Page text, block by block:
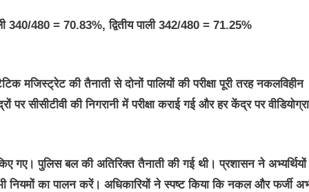
340/480 = 70.83%, द्वितीय पाली 342/480 = 71.25%
की तैनाती से दोनों पालियों की परीक्षा पूरी तरह नकलविहीन
पर सीसीटीवी की निगरानी में परीक्षा कराई गई और हर केंद्र पर
गए। पुलिस बल की अतिरिक्त तैनाती की गई थी। प्रशासन ने
नियमों का पालन करें। अधिकारियों ने स्पष्ट किया कि नकल और फर्जी